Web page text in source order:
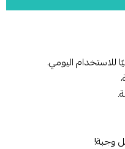
للاستخدام اليومي.
وجبة!